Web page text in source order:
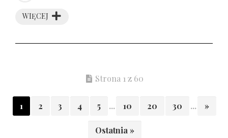
WIĘCEJ
Strona 1 z 60
1 2 3 4 5 ... 10 20 30 ... »
Ostatnia »